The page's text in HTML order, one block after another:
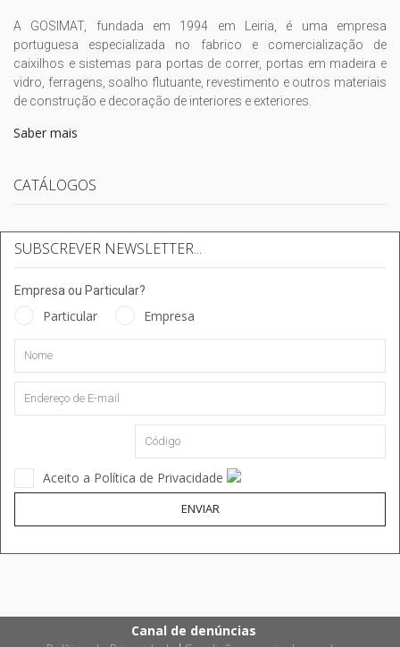
A GOSIMAT, fundada em 1994 em Leiria, é uma empresa
portuguesa especializada no fabrico e comercialização de
caixilhos e sistemas para portas de correr, portas em madeira e
vidro, ferragens, soalho flutuante, revestimento e outros materiais
de construção e decoração de interiores e exteriores.
Saber mais
CATÁLOGOS
SUBSCREVER NEWSLETTER...
Empresa ou Particular?
Particular Empresa
Aceito a Política de Privacidade
ENVIAR
Canal de denúncias